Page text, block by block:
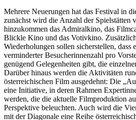
Mehrere Neuerungen hat das Festival in
zunächst wird die Anzahl der Spielstätten
hinzukommen das Admiralkino, das
Blickle Kino und das Votivkino.
Wiederholungen sollen sicherstellen, dass
verminderter Besucherinnenzahl pro
genügend Gelegenheiten gibt, die
Darüber hinaus werden die Aktivitäten
österreichischen Film ausgedehnt: Die
eine Initiative, in deren Rahmen
werden, die die aktuelle Filmproduktion
Perspektive beleuchten. Auch wird die
mit der Diagonale eine Reihe